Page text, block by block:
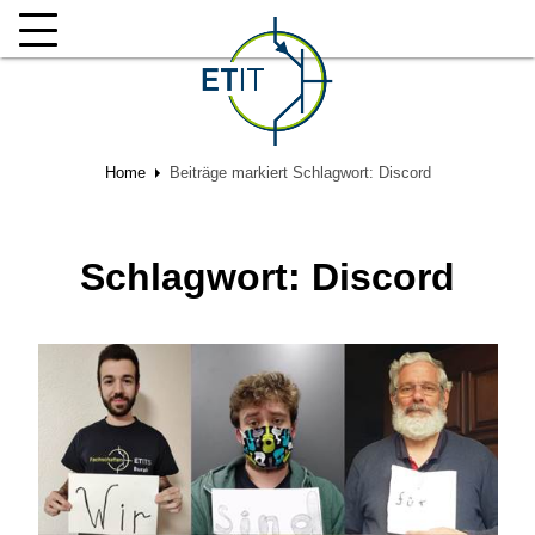
Home Beiträge markiert Schlagwort: Discord
Schlagwort: Discord